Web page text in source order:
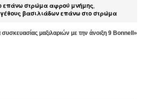
επάνω στρώμα αφρού μνήμης,
βασιλιάδων επάνω στο στρώμα
μαξιλαριών με την άνοιξη 9 Bonnell»